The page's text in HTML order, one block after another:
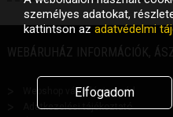
WEBÁRUHÁZ INFORMÁCIÓK,
Webshop vásárlási segéd
Adatkezelési tájékoztató
személyes adatokat,
kattintson azadatvédelmi
Elfogadom